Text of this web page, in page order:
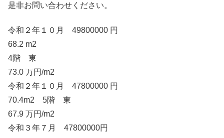
是非お問い合わせください。
令和２年１０月 49800000 円
68.2 m2
4階 東
73.0 万円/m2
令和２年１０月 47800000 円
70.4m2 5階 東
67.9 万円/m2
令和３年７月 47800000円